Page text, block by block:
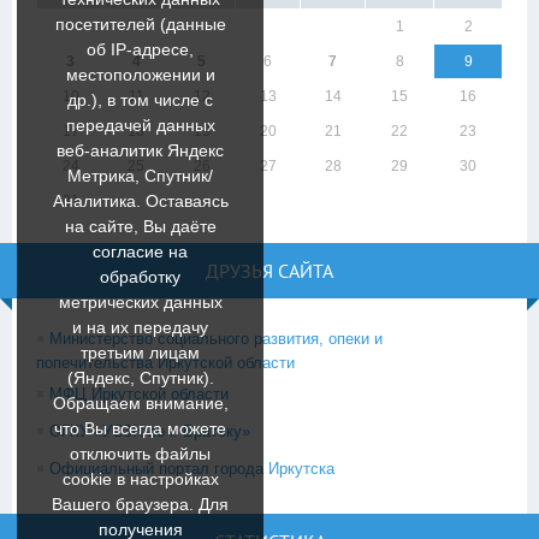
1 2
6 7 8 9
10 11 12 13 14 15 16
17 18 19 20 21 22 23
24 27 28 29 30
31
ДРУЗЬЯ САЙТА
Министерство социального развития, опеки и
попечительства Иркутской области
МФЦ Иркутской области
ОГКУ «УСЗН по г. Братску»
Официальный портал города Иркутска
посетителей (данные
об IP-адресе,
местоположении и
др.), в том числе с
передачей данных
веб-аналитик Яндекс
Метрика, Спутник/
Аналитика. Оставаясь
на сайте, Вы даёте
согласие на
обработку
метрических данных
и на их передачу
третьим лицам
(Яндекс, Спутник).
Обращаем внимание,
что Вы всегда можете
отключить файлы
cookie в настройках
Вашего браузера. Для
получения